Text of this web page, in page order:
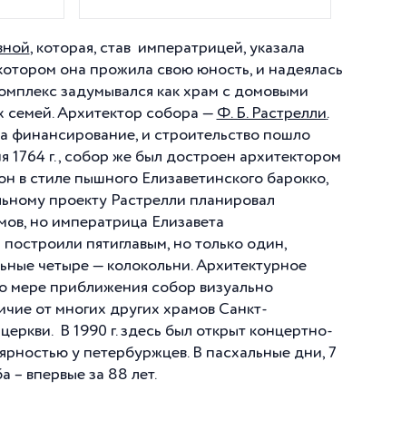
, которая, став императрицей, указала
она прожила свою юность, и надеялась
задумывался как храм с домовыми
семей. Архитектор собора — Ф. Б. Растрелли.
финансирование, и строительство пошло
1764 г., собор же был достроен архитектором
в стиле пышного Елизаветинского барокко,
проекту Растрелли планировал
но императрица Елизавета
пятиглавым, но только один,
четыре — колокольни. Архитектурное
приближения собор визуально
от многих других храмов Санкт-
В 1990 г. здесь был открыт концертно-
у петербуржцев. В пасхальные дни, 7
– впервые за 88 лет.